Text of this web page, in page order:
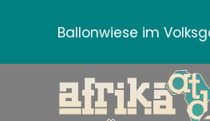
Ballonwiese im